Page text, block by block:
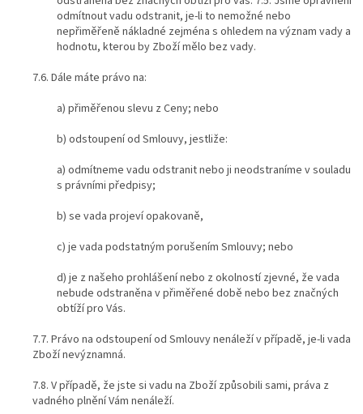
odmítnout vadu odstranit, je-li to nemožné nebo
nepřiměřeně nákladné zejména s ohledem na význam vady a
hodnotu, kterou by Zboží mělo bez vady.
7.6. Dále máte právo na:
a) přiměřenou slevu z Ceny; nebo
b) odstoupení od Smlouvy, jestliže:
a) odmítneme vadu odstranit nebo ji neodstraníme v souladu
s právními předpisy;
b) se vada projeví opakovaně,
c) je vada podstatným porušením Smlouvy; nebo
d) je z našeho prohlášení nebo z okolností zjevné, že vada
nebude odstraněna v přiměřené době nebo bez značných
obtíží pro Vás.
7.7. Právo na odstoupení od Smlouvy nenáleží v případě, je-li vada
Zboží nevýznamná.
7.8. V případě, že jste si vadu na Zboží způsobili sami, práva z
vadného plnění Vám nenáleží.